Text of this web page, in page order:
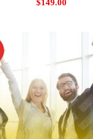
$149.00